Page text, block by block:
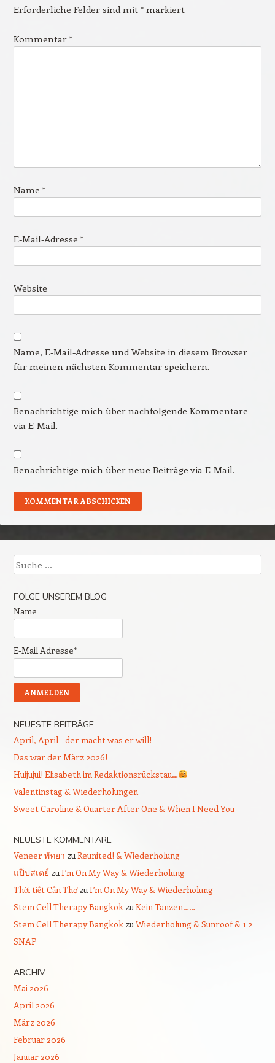
Erforderliche Felder sind mit *markiert
Kommentar *
Name *
E-Mail-Adresse *
Website
Name, E-Mail-Adresse und Website in diesem Browser
für meinen nächsten Kommentar speichern.
Benachrichtige mich über nachfolgende Kommentare
via E-Mail.
Benachrichtige mich über neue Beiträge via E-Mail.
Suche
FOLGE UNSEREM BLOG
Name
E-Mail Adresse*
NEUESTE BEITRÄGE
April, April – der macht was er will!
Das war der März 2026!
Huijujui! Elisabeth im Redaktionsrückstau…
Valentinstag & Wiederholungen
Sweet Caroline & Quarter After One & When I Need You
NEUESTE KOMMENTARE
Veneer พัทยา zu Reunited! & Wiederholung
แป๊ปสเตย์ zu I’m On My Way & Wiederholung
Thời tiết Cần Thơzu I’m On My Way & Wiederholung
Stem Cell Therapy Bangkok zu Kein Tanzen……
Stem Cell Therapy Bangkok zu Wiederholung & Sunroof & 1 2
SNAP
ARCHIV
Mai 2026
April 2026
März 2026
Februar 2026
Januar 2026